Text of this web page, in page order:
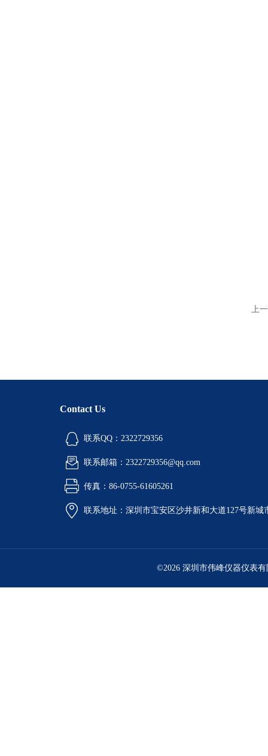
上
Contact Us
联系QQ：2322729356
联系邮箱：2322729356@qq.com
传真：86-0755-61605261
联系地址：深圳市宝安区沙井新和大道127号新城
©2026 深圳市伟峰仪器仪表